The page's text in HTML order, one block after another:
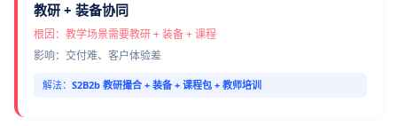
教研 + 装备协同
根因：教学场景需要教研 + 装备 + 课程
影响：交付难、客户体验差
解法： S2B2b 教研撮合 + 装备 + 课程包 + 教师培训